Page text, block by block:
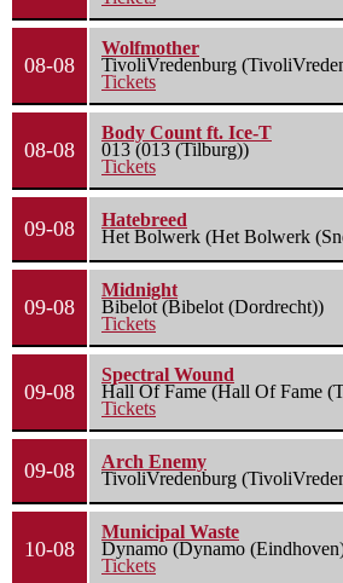
08-08
Wolfmother
TivoliVredenburg
Tickets
08-08
Body Count ft. Ice-T
013 (013 (Tilburg))
Tickets
09-08
Hatebreed
Het Bolwerk (Het Bolwerk
09-08
Midnight
Bibelot (Bibelot (Dordrecht))
Tickets
09-08
Spectral Wound
Hall Of Fame (Hall Of Fame
Tickets
09-08
Arch Enemy
TivoliVredenburg
10-08
Municipal Waste
Dynamo (Dynamo
Tickets